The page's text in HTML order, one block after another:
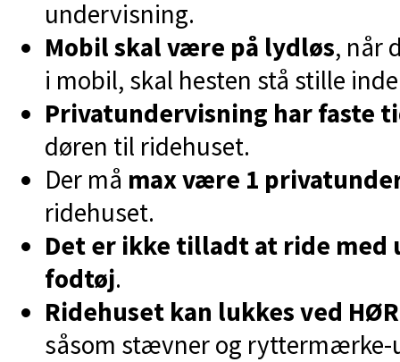
undervisning.
Mobil skal være på lydløs, når
i mobil, skal hesten stå stille
Privatundervisning har faste
døren til ridehuset.
Der må max være 1
ridehuset.
Det er ikke tilladt at ride
fodtøj.
Ridehuset kan lukkes ved
såsom stævner og